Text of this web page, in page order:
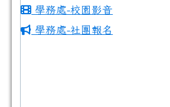
學務處-校園影音
學務處-社團報名